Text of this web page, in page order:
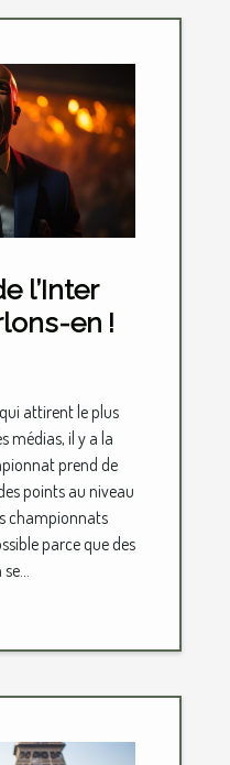
l’Inter
en !
attirent le plus
médias, il y a la
prend de
points au niveau
championnats
parce que des